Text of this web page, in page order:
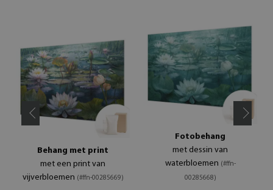
Behang met print
met een print van
vijverbloemen (#ffn-00285669)
Fotobehang
met dessin van
waterbloemen (#ffn-
00285668)